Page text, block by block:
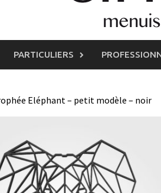
PARTICULIERS
Eléphant – petit modèle – noir